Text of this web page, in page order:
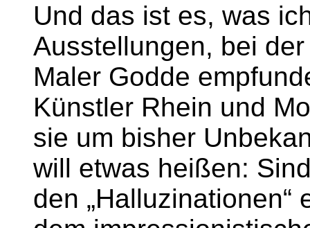
Und das ist es, was
Ausstellungen, bei
Maler Godde
Künstler Rhein und
sie um bisher
will etwas heißen:
den „Halluzinationen“